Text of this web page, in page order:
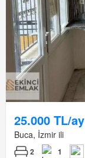
25.000 TL/ay
Buca, İzmir ili
2 1